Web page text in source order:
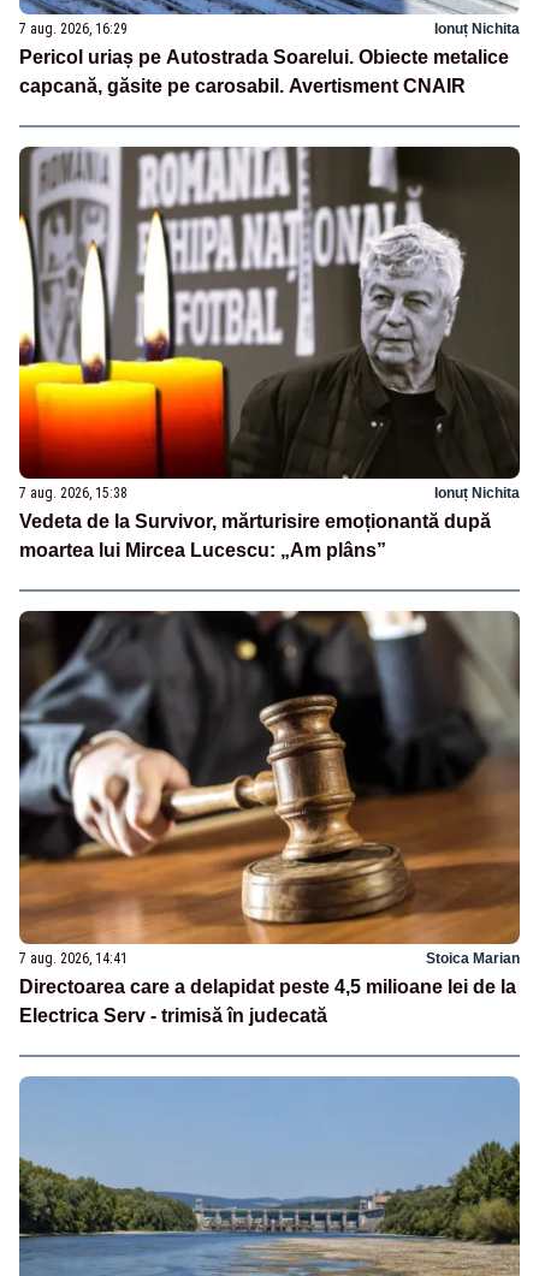
7 aug. 2026, 16:29 Ionuț Nichita
Pericol uriaș pe Autostrada Soarelui. Obiecte metalice
capcană, găsite pe carosabil. Avertisment CNAIR
7 aug. 2026, 15:38 Ionuț Nichita
Vedeta de la Survivor, mărturisire emoționantă după
moartea lui Mircea Lucescu: „Am plâns”
7 aug. 2026, 14:41 Stoica Marian
Directoarea care a delapidat peste 4,5 milioane lei de la
Electrica Serv - trimisă în judecată